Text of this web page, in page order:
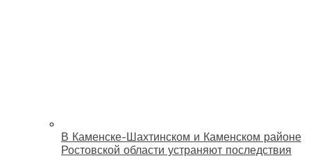
В Каменске-Шахтинском и Каменском районе
Ростовской области устраняют последствия